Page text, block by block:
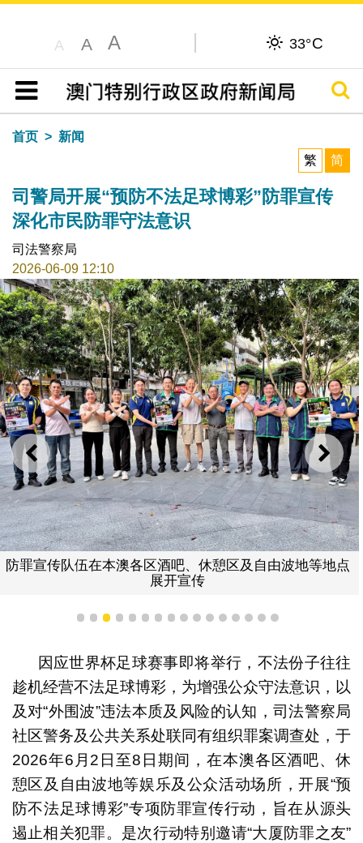
A A A 33°C
目录
搜寻
首页
新闻
繁
简
司警局开展“预防不法足球博彩”防罪宣传
深化市民防罪守法意识
司法警察局
2026-06-09 12:10
上一则 下一
防罪宣传队伍在本澳各区酒吧、休憩区及自由波地等地点
展开宣传
1 2 3 4 5 6 7 8 9 10111213141516
因应世界杯足球赛事即将举行，不法份子往往
趁机经营不法足球博彩，为增强公众守法意识，以
及对“外围波”违法本质及风险的认知，司法警察局
社区警务及公共关系处联同有组织罪案调查处，于
2026年6月2日至8日期间，在本澳各区酒吧、休
憩区及自由波地等娱乐及公众活动场所，开展“预
防不法足球博彩”专项防罪宣传行动，旨在从源头
遏止相关犯罪。是次行动特别邀请“大厦防罪之友”